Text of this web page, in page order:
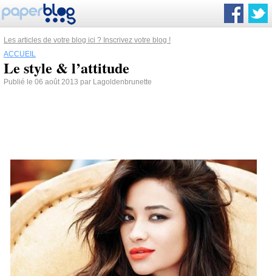
Les articles de votre blog ici ? Inscrivez votre blog !
ACCUEIL
Le style & l’attitude
Publié le 06 août 2013 par Lagoldenbrunette